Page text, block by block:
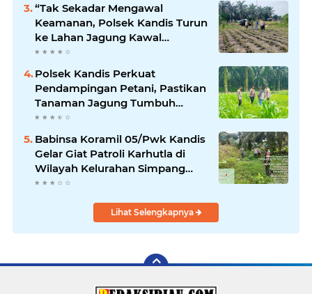
“Tak Sekadar Mengawal
Keamanan, Polsek Kandis Turun
ke Lahan Jagung Kawal
Ketahanan Pangan
Polsek Kandis Perkuat
Pendampingan Petani, Pastikan
Tanaman Jagung Tumbuh
Optimal Dukung Swasembada
Babinsa Koramil 05/Pwk Kandis
Gelar Giat Patroli Karhutla di
Wilayah Kelurahan Simpang
Belutu
Lihat Selengkapnya